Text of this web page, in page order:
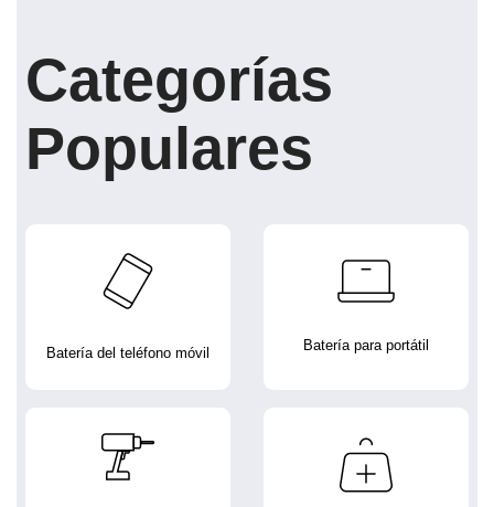
Categorías
Populares
Batería del teléfono móvil Batería para portátil